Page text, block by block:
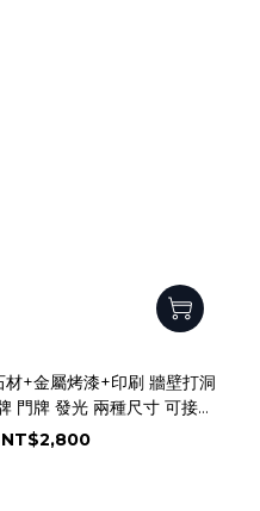
+金屬烤漆+印刷 牆壁打洞
門牌 發光 兩種尺寸 可接電
充電